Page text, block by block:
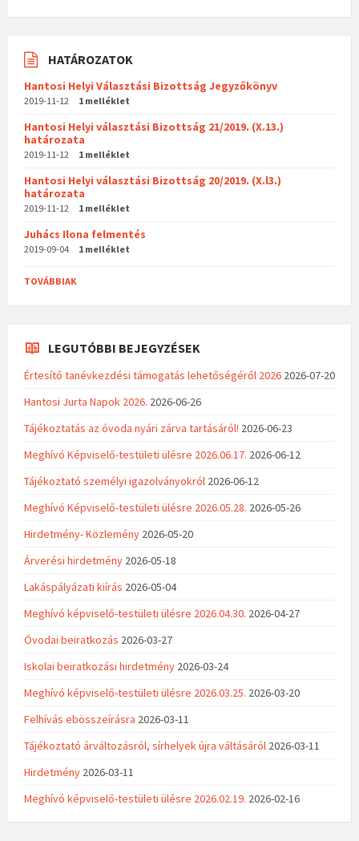
HATÁROZATOK
Hantosi Helyi Választási Bizottság Jegyzőkönyv
2019-11-12 1 melléklet
Hantosi Helyi választási Bizottság 21/2019. (X.13.)
határozata
2019-11-12 1 melléklet
Hantosi Helyi választási Bizottság 20/2019. (X.l3.)
határozata
2019-11-12 1 melléklet
Juhács Ilona felmentés
2019-09-04 1 melléklet
TOVÁBBIAK
LEGUTÓBBI BEJEGYZÉSEK
Értesítő tanévkezdési támogatás lehetőségéről 2026 2026-07-20
Hantosi Jurta Napok 2026. 2026-06-26
Tájékoztatás az óvoda nyári zárva tartásáról! 2026-06-23
Meghívó Képviselő-testületi ülésre 2026.06.17. 2026-06-12
Tájékoztató személyi igazolványokról 2026-06-12
Meghívó Képviselő-testületi ülésre 2026.05.28. 2026-05-26
Hirdetmény- Közlemény 2026-05-20
Árverési hirdetmény 2026-05-18
Lakáspályázati kiírás 2026-05-04
Meghívó képviselő-testületi ülésre 2026.04.30. 2026-04-27
Óvodai beiratkozás 2026-03-27
Iskolai beiratkozási hirdetmény 2026-03-24
Meghívó képviselő-testületi ülésre 2026.03.25. 2026-03-20
Felhívás ebösszeírásra 2026-03-11
Tájékoztató árváltozásról, sírhelyek újra váltásáról 2026-03-11
Hirdetmény 2026-03-11
Meghívó képviselő-testületi ülésre 2026.02.19. 2026-02-16